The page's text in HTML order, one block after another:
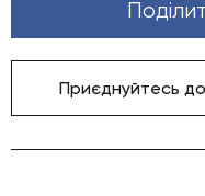
Приєднуйтесь